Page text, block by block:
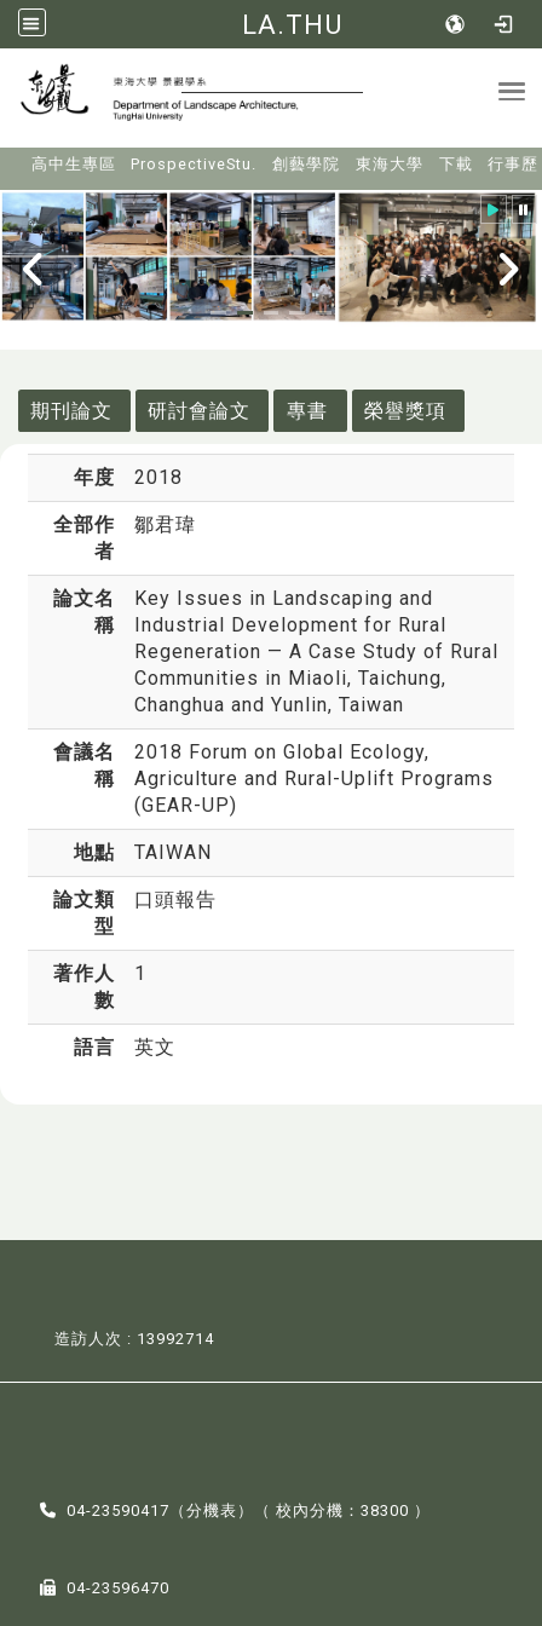
LA.THU
高中生專區 ProspectiveStu. 創藝學院 東海大學 下載 行事歷
期刊論文
研討會論文 專書 榮譽獎項
年度 2018
全部作
者
鄒君瑋
論文名
稱
Key Issues in Landscaping and
Industrial Development for Rural
Regeneration — A Case Study of Rural
Communities in Miaoli, Taichung,
Changhua and Yunlin, Taiwan
會議名
稱
2018 Forum on Global Ecology,
Agriculture and Rural-Uplift Programs
(GEAR-UP)
地點 TAIWAN
論文類
型
口頭報告
著作人
數
1
語言 英文
造訪人次 : 13992714
04-23590417（分機表 ）（ 校內分機：38300 ）
04-23596470